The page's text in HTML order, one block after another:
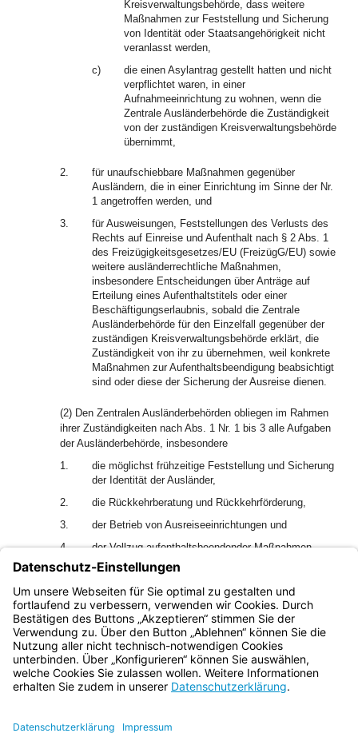
Kreisverwaltungsbehörde, dass weitere
Maßnahmen zur Feststellung und Sicherung
von Identität oder Staatsangehörigkeit nicht
veranlasst werden,
c)
die einen Asylantrag gestellt hatten und nicht
verpflichtet waren, in einer
Aufnahmeeinrichtung zu wohnen, wenn die
Zentrale Ausländerbehörde die Zuständigkeit
von der zuständigen Kreisverwaltungsbehörde
übernimmt,
2.
für unaufschiebbare Maßnahmen gegenüber
Ausländern, die in einer Einrichtung im Sinne der Nr.
1 angetroffen werden, und
3.
für Ausweisungen, Feststellungen des Verlusts des
Rechts auf Einreise und Aufenthalt nach § 2 Abs. 1
des Freizügigkeitsgesetzes/EU (FreizügG/EU) sowie
weitere ausländerrechtliche Maßnahmen,
insbesondere Entscheidungen über Anträge auf
Erteilung eines Aufenthaltstitels oder einer
Beschäftigungserlaubnis, sobald die Zentrale
Ausländerbehörde für den Einzelfall gegenüber der
zuständigen Kreisverwaltungsbehörde erklärt, die
Zuständigkeit von ihr zu übernehmen, weil konkrete
Maßnahmen zur Aufenthaltsbeendigung beabsichtigt
sind oder diese der Sicherung der Ausreise dienen.
(2) Den Zentralen Ausländerbehörden obliegen im Rahmen
ihrer Zuständigkeiten nach Abs. 1 Nr. 1 bis 3 alle Aufgaben
der Ausländerbehörde, insbesondere
1.
die möglichst frühzeitige Feststellung und Sicherung
der Identität der Ausländer,
2.
die Rückkehrberatung und Rückkehrförderung,
3.
der Betrieb von Ausreiseeinrichtungen und
4.
der Vollzug aufenthaltsbeendender Maßnahmen.
(3) Die Zentralen Ausländerbehörden unterstützen die
Kreisverwaltungsbehörden bei der Rückkehrberatung und
Rückkehrförderung für Ausländer.
Bayern.de
BayernPortal
Impressum